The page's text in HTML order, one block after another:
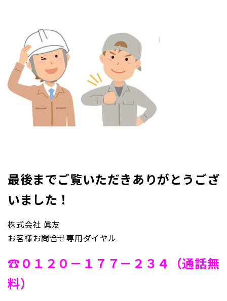
最後までご覧いただきありがとうござ
いました！
株式会社 眞友
お客様お問合せ専用ダイヤル
☎０１２０－１７７－２３４（通話無
料）